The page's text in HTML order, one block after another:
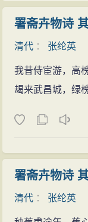
署斋卉物诗
清代 ： 张纶英
我昔侍宦游，高
朅来武昌城，绿
署斋卉物诗
清代 ： 张纶英